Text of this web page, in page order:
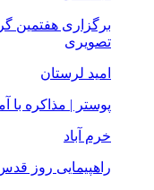
برگزاری هفتمین
تصویری
امید لرستان
پوستر | مذاکره با
خرم آباد
راهپیمایی روز